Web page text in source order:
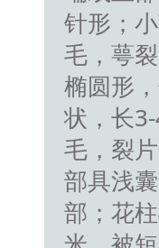
针形；
毛，萼
椭圆形
状，长
毛，裂
部具浅
部；花